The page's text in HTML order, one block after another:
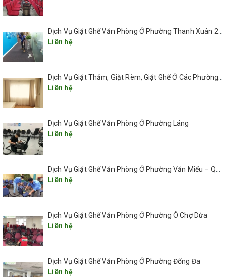
Nếu có các vết bẩn như kẹo cao su, dầu mỡ bám dính lâu ngày,
két lại khó hút hơn cần dùng các phương pháp vệ sinh đặc biệt
như dùng dao cạo, dung dịch… để loại bỏ những vết bẩn cứng
đầu đó đi.
Bước 3: Pha loãng dung dịch giặt ghế văn phòng và phun đều
dung dịch trên bề mặt ghế. Đảm bảo dung dịch có thể chạm tới
mọi ngóc ngách, các khe của ghế.
Bước 4: Tiếp đến, dùng máy chà USI chà kỹ để loại bỏ các vết bẩn
Bước 5: Dùng máy hút chuyên dụng để hút toàn bộ nước dơ,
dung dịch bám bẩn và loại bỏ vi khuẩn ra khỏi ghế.
Bước 6: Hút lại nhiều lần, tùy theo mức độ ướt của ghế để ghế có
thể khô nhanh sau 30 phút.
Bước 7: Phun chất dưỡng vải để khử mùi hôi và bảo vệ ghế khỏi vi
Bước 8: Kiểm tra lại ghế văn phòng xem đã sạch đẹp hay chưa.
Nghiệm thu kết quả với khách hàng rồi thu dọn máy móc, vệ sinh
Liên hệ
Liên hệ
Dịch Vụ Giặt Ghế Văn Phòng Ở Phường Láng
Liên hệ
Liên hệ
Dịch Vụ Giặt Ghế Văn Phòng Ở Phường Ô Chợ Dừa
Liên hệ
Dịch Vụ Giặt Ghế Văn Phòng Ở Phường Đống Đa
Liên hệ